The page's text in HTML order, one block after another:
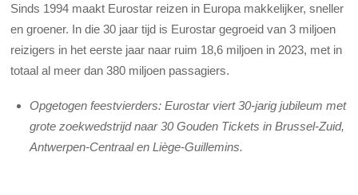
Sinds 1994 maakt Eurostar reizen in Europa makkelijker, sneller
en groener. In die 30 jaar tijd is Eurostar gegroeid van 3 miljoen
reizigers in het eerste jaar naar ruim 18,6 miljoen in 2023, met in
totaal al meer dan 380 miljoen passagiers.
Opgetogen feestvierders: Eurostar viert 30-jarig jubileum met
grote zoekwedstrijd naar 30 Gouden Tickets in Brussel-Zuid,
Antwerpen-Centraal en Liège-Guillemins.